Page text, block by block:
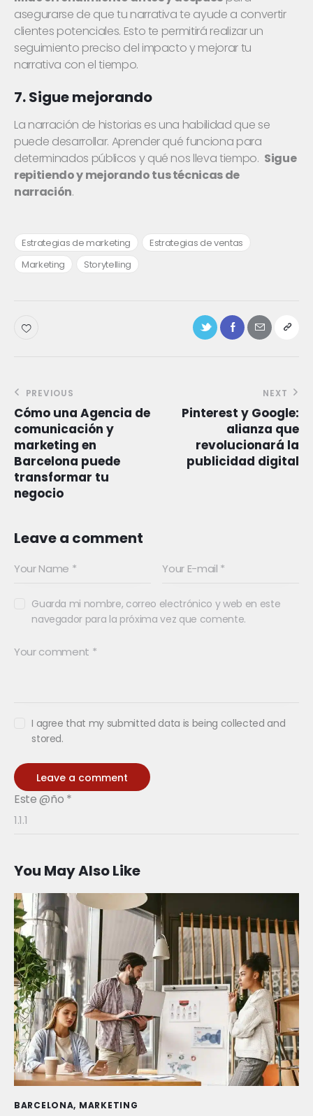
asegurarse de que tu narrativa te ayude a convertir
clientes potenciales. Esto te permitirá realizar un
seguimiento preciso del impacto y mejorar tu
narrativa con el tiempo.
7. Sigue mejorando
La narración de historias es una habilidad que se
puede desarrollar. Aprender qué funciona para
determinados públicos y qué nos lleva tiempo. Sigue
repitiendo y mejorando tus técnicas de
narración.
Estrategias de marketing
Estrategias de ventas
Marketing
Storytelling
PREVIOUS
Cómo una Agencia de
comunicación y
marketing en
Barcelona puede
transformar tu
negocio
NEXT
Pinterest y Google:
alianza que
revolucionará la
publicidad digital
Leave a comment
Guarda mi nombre, correo electrónico y web en este
navegador para la próxima vez que comente.
I agree that my submitted data is being collected and
stored.
Este @ño *
You May Also Like
BARCELONA, MARKETING